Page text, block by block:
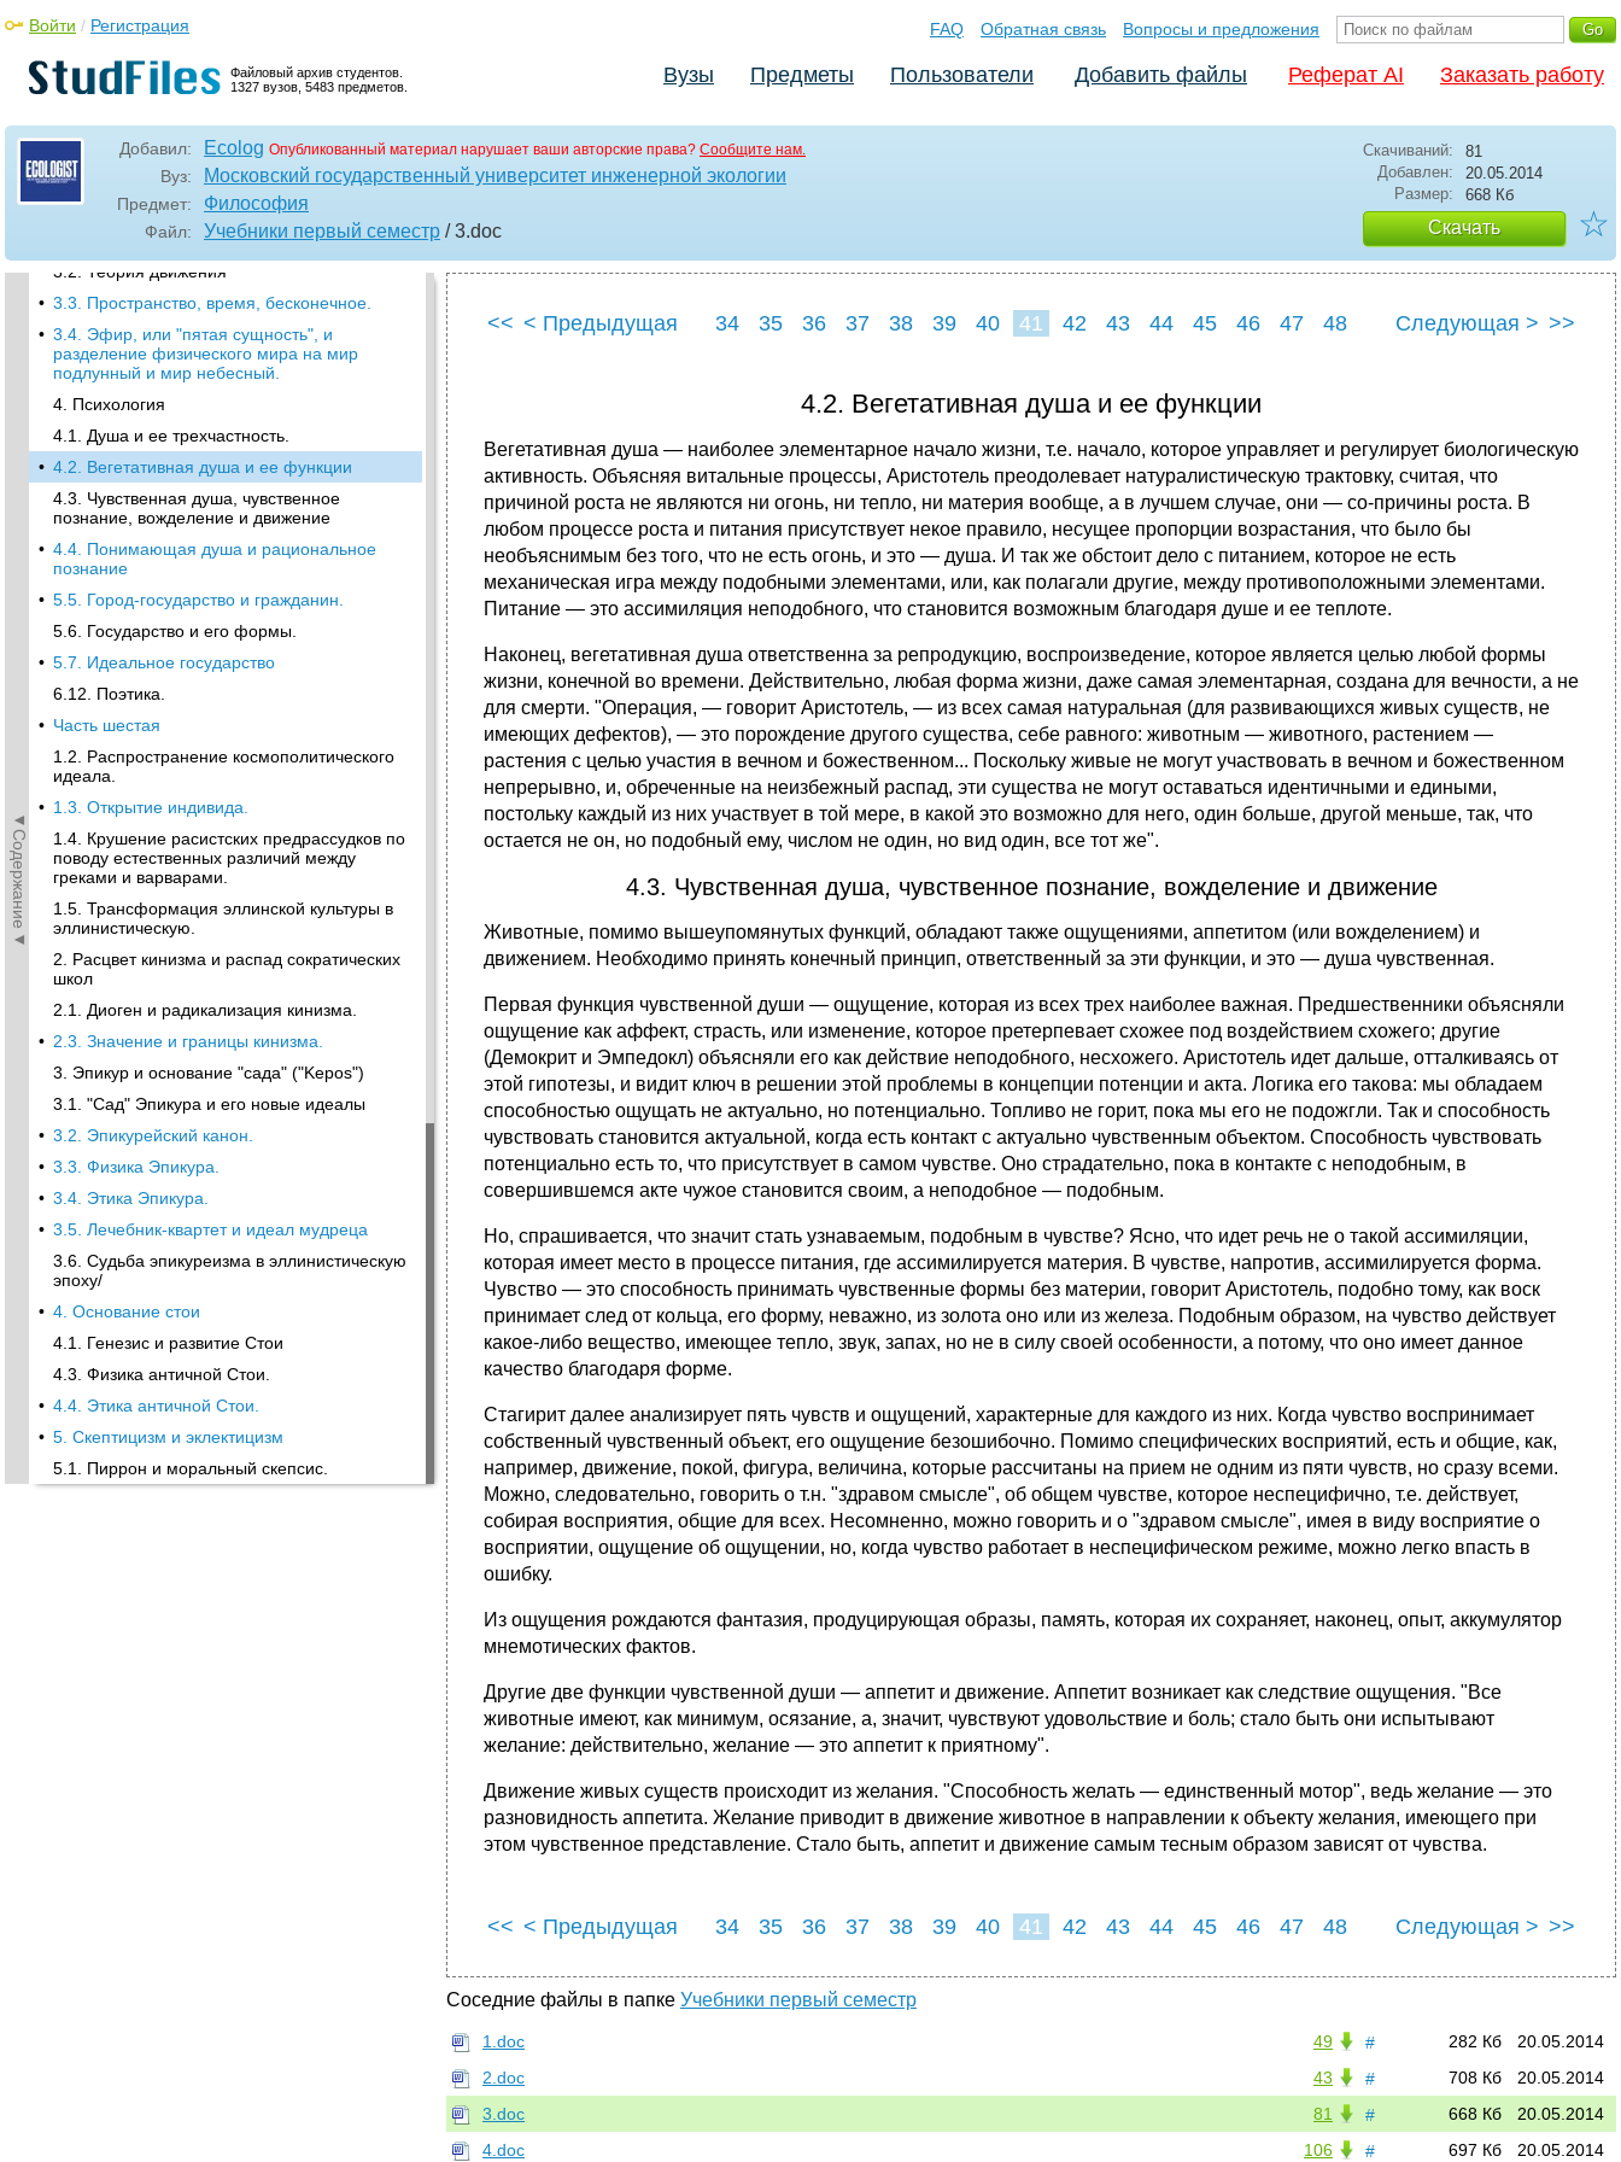
Файловый архив студентов.
1327 вузов, 5483 предметов.
Войти / Регистрация FAQ Обратная связь Вопросы и предложения
Вузы Предметы Пользователи Добавить файлы Реферат AI Заказать работу
Добавил: Ecolog Опубликованный материал нарушает ваши авторские права? Сообщите нам.
Вуз: Московский государственный университет инженерной экологии
Предмет: Философия
Файл: Учебники первый семестр / 3.doc
Скачиваний:
81
Добавлен:
20.05.2014
Размер:
668 Кб
Скачать ☆
◄Содержание◄
2.5. Субстанция, акт, потенция.
•
2.6. Сверхчувственная субстанция.
2.7. Проблемы, связанные со
• 2.8. Платон и Аристотель о
сверхчувственном.
3. Физика и математика
3.1. Характеристики аристотелевской
3.2. Теория движения
• 3.3. Пространство, время, бесконечное.
• 3.4. Эфир, или "пятая сущность", и
разделение физического мира на мир
подлунный и мир небесный.
4. Психология
4.1. Душа и ее трехчастность.
• 4.2. Вегетативная душа и ее функции
4.3. Чувственная душа, чувственное
познание, вожделение и движение
• 4.4. Понимающая душа и рациональное
познание
• 5.5. Город-государство и гражданин.
5.6. Государство и его формы.
• 5.7. Идеальное государство
6.12. Поэтика.
• Часть шестая
1.2. Распространение космополитического
идеала.
• 1.3. Открытие индивида.
1.4. Крушение расистских предрассудков по
поводу естественных различий между
греками и варварами.
1.5. Трансформация эллинской культуры в
эллинистическую.
2. Расцвет кинизма и распад сократических
школ
2.1. Диоген и радикализация кинизма.
• 2.3. Значение и границы кинизма.
3. Эпикур и основание "сада" ("Kepos")
3.1. "Сад" Эпикура и его новые идеалы
• 3.2. Эпикурейский канон.
• 3.3. Физика Эпикура.
• 3.4. Этика Эпикура.
• 3.5. Лечебник-квартет и идеал мудреца
3.6. Судьба эпикуреизма в эллинистическую
эпоху/
• 4. Основание стои
4.1. Генезис и развитие Стои
4.3. Физика античной Стои.
• 4.4. Этика античной Стои.
• 5. Скептицизм и эклектицизм
5.1. Пиррон и моральный скепсис.
<< < Предыдущая 34 35 36 37 38 39 40 41 42 43 44 45 46 47
48
Следующая > >>
4.2. Вегетативная душа и ее функции
Вегетативная душа — наиболее элементарное начало жизни, т.е. начало, которое управляет и регулирует биологическую
активность. Объясняя витальные процессы, Аристотель преодолевает натуралистическую трактовку, считая, что
причиной роста не являются ни огонь, ни тепло, ни материя вообще, а в лучшем случае, они — со-причины роста. В
любом процессе роста и питания присутствует некое правило, несущее пропорции возрастания, что было бы
необъяснимым без того, что не есть огонь, и это — душа. И так же обстоит дело с питанием, которое не есть
механическая игра между подобными элементами, или, как полагали другие, между противоположными элементами.
Питание — это ассимиляция неподобного, что становится возможным благодаря душе и ее теплоте.
Наконец, вегетативная душа ответственна за репродукцию, воспроизведение, которое является целью любой формы
жизни, конечной во времени. Действительно, любая форма жизни, даже самая элементарная, создана для вечности, а не
для смерти. "Операция, — говорит Аристотель, — из всех самая натуральная (для развивающихся живых существ, не
имеющих дефектов), — это порождение другого существа, себе равного: животным — животного, растением —
растения с целью участия в вечном и божественном... Поскольку живые не могут участвовать в вечном и божественном
непрерывно, и, обреченные на неизбежный распад, эти существа не могут оставаться идентичными и едиными,
постольку каждый из них участвует в той мере, в какой это возможно для него, один больше, другой меньше, так, что
остается не он, но подобный ему, числом не один, но вид один, все тот же".
4.3. Чувственная душа, чувственное познание, вожделение и движение
Животные, помимо вышеупомянутых функций, обладают также ощущениями, аппетитом (или вожделением) и
движением. Необходимо принять конечный принцип, ответственный за эти функции, и это — душа чувственная.
Первая функция чувственной души — ощущение, которая из всех трех наиболее важная. Предшественники объясняли
ощущение как аффект, страсть, или изменение, которое претерпевает схожее под воздействием схожего; другие
(Демокрит и Эмпедокл) объясняли его как действие неподобного, несхожего. Аристотель идет дальше, отталкиваясь от
этой гипотезы, и видит ключ в решении этой проблемы в концепции потенции и акта. Логика его такова: мы обладаем
способностью ощущать не актуально, но потенциально. Топливо не горит, пока мы его не подожгли. Так и способность
чувствовать становится актуальной, когда есть контакт с актуально чувственным объектом. Способность чувствовать
потенциально есть то, что присутствует в самом чувстве. Оно страдательно, пока в контакте с неподобным, в
совершившемся акте чужое становится своим, а неподобное — подобным.
Но, спрашивается, что значит стать узнаваемым, подобным в чувстве? Ясно, что идет речь не о такой ассимиляции,
которая имеет место в процессе питания, где ассимилируется материя. В чувстве, напротив, ассимилируется форма.
Чувство — это способность принимать чувственные формы без материи, говорит Аристотель, подобно тому, как воск
принимает след от кольца, его форму, неважно, из золота оно или из железа. Подобным образом, на чувство действует
какое-либо вещество, имеющее тепло, звук, запах, но не в силу своей особенности, а потому, что оно имеет данное
качество благодаря форме.
Стагирит далее анализирует пять чувств и ощущений, характерные для каждого из них. Когда чувство воспринимает
собственный чувственный объект, его ощущение безошибочно. Помимо специфических восприятий, есть и общие, как,
например, движение, покой, фигура, величина, которые рассчитаны на прием не одним из пяти чувств, но сразу всеми.
Можно, следовательно, говорить о т.н. "здравом смысле", об общем чувстве, которое неспецифично, т.е. действует,
собирая восприятия, общие для всех. Несомненно, можно говорить и о "здравом смысле", имея в виду восприятие о
восприятии, ощущение об ощущении, но, когда чувство работает в неспецифическом режиме, можно легко впасть в
ошибку.
Из ощущения рождаются фантазия, продуцирующая образы, память, которая их сохраняет, наконец, опыт, аккумулятор
мнемотических фактов.
Другие две функции чувственной души — аппетит и движение. Аппетит возникает как следствие ощущения. "Все
животные имеют, как минимум, осязание, а, значит, чувствуют удовольствие и боль; стало быть они испытывают
желание: действительно, желание — это аппетит к приятному".
Движение живых существ происходит из желания. "Способность желать — единственный мотор", ведь желание — это
разновидность аппетита. Желание приводит в движение животное в направлении к объекту желания, имеющего при
этом чувственное представление. Стало быть, аппетит и движение самым тесным образом зависят от чувства.
<< < Предыдущая 34 35 36 37 38 39 40 41 42 43 44 45 46 47
48
Следующая > >>
Соседние файлы в папке Учебники первый семестр
# 20.05.2014
282 Кб
49
1.doc
#
20.05.2014
708 Кб
43
2.doc
#
20.05.2014
668 Кб
81
3.doc
#
20.05.2014
697 Кб
106
4.doc